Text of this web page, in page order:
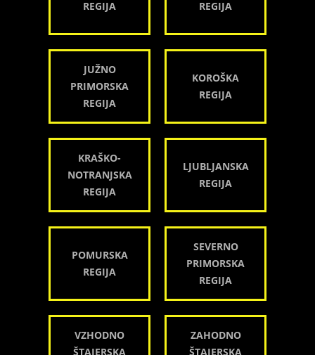
REGIJA REGIJA
JUŽNO
PRIMORSKA
REGIJA
KOROŠKA
REGIJA
KRAŠKO-
NOTRANJSKA
REGIJA
LJUBLJANSKA
REGIJA
POMURSKA
REGIJA
SEVERNO
PRIMORSKA
REGIJA
VZHODNO
ŠTAJERSKA
ZAHODNO
ŠTAJERSKA